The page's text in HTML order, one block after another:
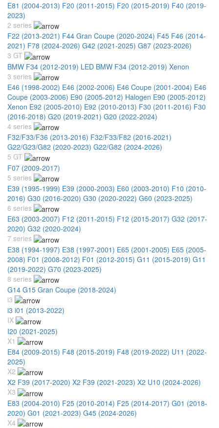
E81 (2004-2013) F20 (2011-2015) F20 (2015-2019) F40 (2019-
2023)
2 series
F22 (2013-2021) F44 Gran Coupe (2020-2024) F45 F46 (2014-
2021) F78 (2024-2026) G42 (2021-2025) G87 (2023-2026)
3 GT
BMW F34 (2012-2019) LED BMW F34 (2012-2019) Xenon
3 series
E46 (1998-2002) E46 (2002-2006) E46 Coupe (2001-2004) E46
Coupe (2003-2006) E90 (2005-2012) Halogen E90 (2005-2012)
Xenon E92 (2005-2010) E92 (2010-2013) F30 (2011-2016) F30
(2016-2018) G20 (2019-2021) G20 (2022-2024)
4 series
F32/F33/F36 (2013-2016) F32/F33/F82 (2016-2021)
G22/G23/G82 (2020-2023) G22/G82 (2024-2026)
5 GT
F07 (2009-2017)
5 series
E39 (1995-1999) E39 (2000-2003) E60 (2003-2010) F10 (2010-
2016) G30 (2016-2020) G30 (2020-2022) G60 (2023-2025)
6 series
E63 (2003-2007) F12 (2011-2015) F12 (2015-2017) G32 (2017-
2020) G32 (2020-2024)
7 series
E38 (1994-1997) E38 (1997-2001) E65 (2001-2005) E65 (2005-
2008) F01 (2008-2012) F01 (2012-2015) G11 (2015-2019) G11
(2019-2022) G70 (2023-2025)
8 series
G14 G15 Gran Coupe (2018-2024)
i3
i3 i01 (2013-2022)
IX
I20 (2021-2025)
X1
E84 (2009-2015) F48 (2015-2019) F48 (2019-2022) U11 (2022-
2025)
X2
X2 F39 (2017-2020) X2 F39 (2021-2023) X2 U10 (2024-2026)
X3
E83 (2004-2010) F25 (2010-2014) F25 (2014-2017) G01 (2018-
2020) G01 (2021-2023) G45 (2024-2026)
X4